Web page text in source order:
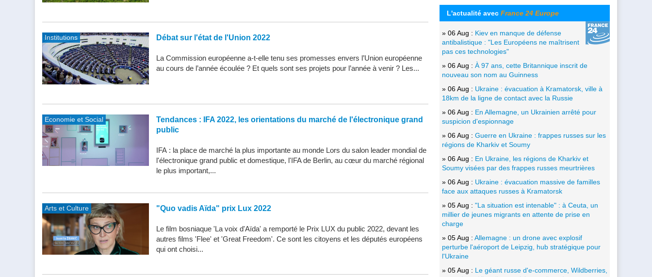
Institutions Débat sur l'état de l'Union 2022
La Commission européenne a-t-elle tenu ses promesses envers l’Union européenne
au cours de l’année écoulée ? Et quels sont ses projets pour l’année à venir ? Les...
Economie et Social
Tendances : IFA 2022, les orientations du marché de l'électronique grand
public
IFA : la place de marché la plus importante au monde Lors du salon leader mondial de
l'électronique grand public et domestique, l'IFA de Berlin, au cœur du marché régional
le plus important,...
Arts et Culture "Quo vadis Aïda" prix Lux 2022
Le film bosniaque 'La voix d'Aïda' a remporté le Prix LUX du public 2022, devant les
autres films 'Flee' et 'Great Freedom'. Ce sont les citoyens et les députés européens
qui ont choisi...
L'actualité avec France 24 Europe
» 06 Aug : Kiev en manque de défense
antibalistique : "Les Européens ne maîtrisent
pas ces technologies"
» 06 Aug : À 97 ans, cette Britannique inscrit de
nouveau son nom au Guinness
» 06 Aug : Ukraine : évacuation à Kramatorsk, ville à
18km de la ligne de contact avec la Russie
» 06 Aug : En Allemagne, un Ukrainien arrêté pour
suspicion d'espionnage
» 06 Aug : Guerre en Ukraine : frappes russes sur les
régions de Kharkiv et Soumy
» 06 Aug : En Ukraine, les régions de Kharkiv et
Soumy visées par des frappes russes meurtrières
» 06 Aug : Ukraine : évacuation massive de familles
face aux attaques russes à Kramatorsk
» 05 Aug : "La situation est intenable" : à Ceuta, un
millier de jeunes migrants en attente de prise en
charge
» 05 Aug : Allemagne : un drone avec explosif
perturbe l'aéroport de Leipzig, hub stratégique pour
l'Ukraine
» 05 Aug : Le géant russe d'e-commerce, Wildberries,